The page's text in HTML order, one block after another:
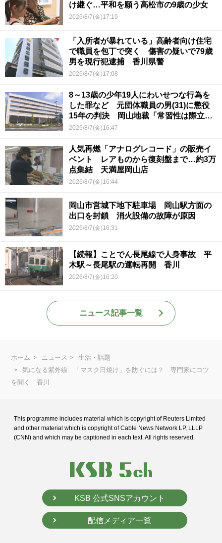
け継ぐ…平和を願う高松市の9歳の少女
2026/8/7(金)17:19
「入所者が暴れている」高齢者向け住宅
で職員を包丁で突く 傷害の疑いで79歳
男を現行犯逮捕 香川県警
2026/8/7(金)17:08
8～13歳の少年19人にわいせつな行為を
した罪など 元団体職員の男(31)に懲役
15年の判決 岡山地裁「常習性は際立っ
ていて被害結果も非常に重い」
2026/8/7(金)16:47
人気再燃「アナログレコード」の販売イ
ベント レアものから復刻盤まで…約3万
点集結 天満屋岡山店
2026/8/7(金)16:44
岡山市営城下地下駐車場 岡山駅方面の
出口を封鎖 消火設備の故障が原因
2026/8/7(金)16:31
【続報】ことでん長尾線で人身事故 平
木駅～長尾駅の運転再開 香川
2026/8/7(金)16:20
ニュース記事一覧
ホーム ニュース
生活・話題
気になる紫外線 「マスク日焼け」を防ぐには？ 専門家にコツ
を聞く 香川
This programme includes material which is copyright of Reuters Limited
and other material which is copyright of Cable News Network LP, LLLP
(CNN) and which may be captioned in each text. All rights reserved.
KSB 公式SNSアカウント
配信メディア一覧